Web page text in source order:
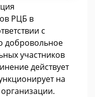
РЦБ в
с
добровольное
участников
действует
на